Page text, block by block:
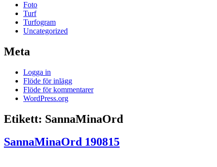
Foto
Turf
Turfogram
Uncategorized
Meta
Logga in
Flöde för inlägg
Flöde för kommentarer
WordPress.org
Etikett: SannaMinaOrd
SannaMinaOrd 190815